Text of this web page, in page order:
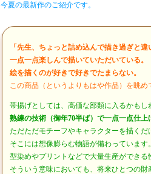
今夏の最新作のご紹介です。
「先生、ちょっと詰め込んで描き過ぎと
一点一点楽しんで描いていただいている。
絵を描くのが好きで好きでたまらない。
この商品（というよりもはや作品）を眺
帯揚げとしては、高価な部類に入るかもし
熟練の技術（御年70半ば）で一点一点仕
ただただモチーフやキャラクターを描くだ
そこには想像膨らむ物語が備わっています
型染めやプリントなどで大量生産ができ
そういう意味においても、将来ひとつの